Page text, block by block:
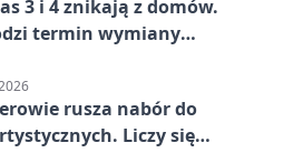
3 i 4 znikają z domów.
termin wymiany
rusza nabór do
Liczy się